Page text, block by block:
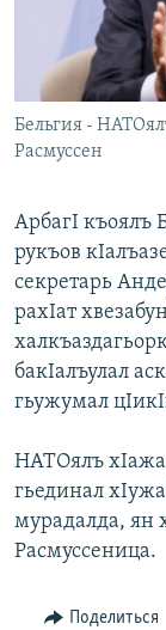
Все сайты
Бельгия -
Расмуссен
АрбагI къоялъ
рукъов
секретарь
рахIат
бакIалъулал
гьужумал
НАТОялъ
гьединал
мурадалда, ян
Расмуссеница.
Поделиться